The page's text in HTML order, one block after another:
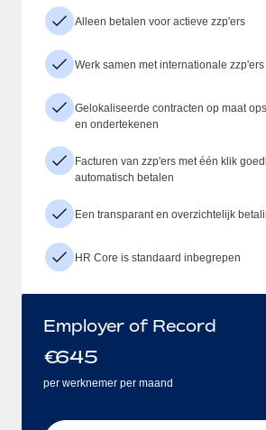
Alleen betalen voor actieve zzp'ers
Werk samen met internationale zzp'ers
Gelokaliseerde contracten op maat
en ondertekenen
Facturen van zzp'ers met één klik
automatisch betalen
Een transparant en overzichtelijk
HR Core is standaard inbegrepen
Employer of Record
€645
per werknemer per maand